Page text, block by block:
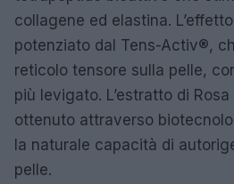
collagene ed elastina.
potenziato dal Tens-Activ®,
reticolo tensore sulla pelle,
più levigato. L’estratto di
ottenuto attraverso
la naturale capacità di
pelle.